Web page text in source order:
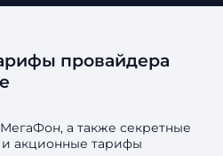
провайдера
а также секретные
акционные тарифы